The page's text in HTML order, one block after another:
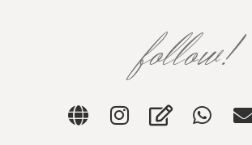
follow!